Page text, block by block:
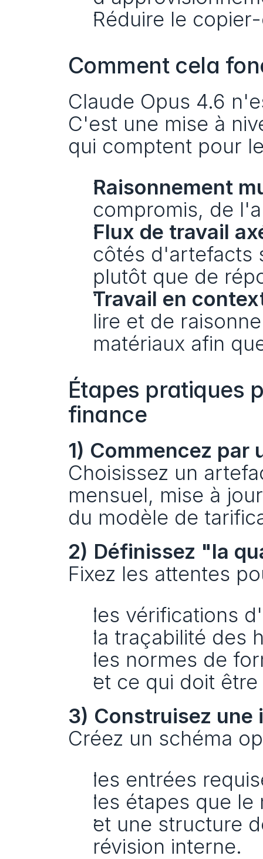
Réduire le
Comment cela
Claude Opus 4.6
C'est une mise à
qui comptent pour
Raisonnement
compromis, de
Flux de travail
côtés d'artefacts
plutôt que de
Travail en
lire et de
matériaux afin
Étapes pratiques
finance
1) Commencez par
Choisissez un
mensuel, mise à
du modèle de
2) Définissez "la
Fixez les attentes
les vérifications
la traçabilité des
les normes de
et ce qui doit
3) Construisez une
Créez un schéma
les entrées
les étapes que le
et une structure
révision interne.